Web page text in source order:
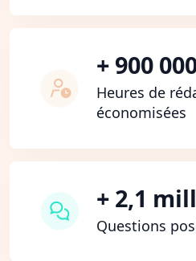
+ 900
Heures de
économisées
+ 2,1
Questions